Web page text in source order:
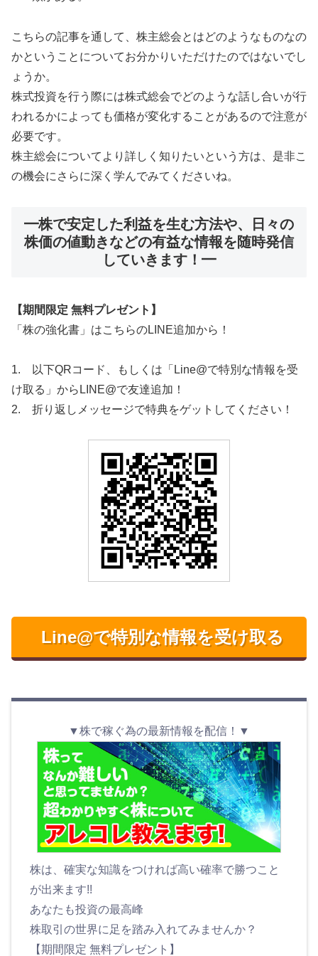
こちらの記事を通して、株主総会とはどのようなものなの
かということについてお分かりいただけたのではないでし
ょうか。
株式投資を行う際には株式総会でどのような話し合いが行
われるかによっても価格が変化することがあるので注意が
必要です。
株主総会についてより詳しく知りたいという方は、是非こ
の機会にさらに深く学んでみてくださいね。
━株で安定した利益を生む方法や、日々の
株価の値動きなどの有益な情報を随時発信
していきます！━
【期間限定 無料プレゼント】
「株の強化書」はこちらのLINE追加から！
1. 以下QRコード、もしくは「Line@で特別な情報を受
け取る」からLINE@で友達追加！
2. 折り返しメッセージで特典をゲットしてください！
▼株で稼ぐ為の最新情報を配信！▼
株は、確実な知識をつければ高い確率で勝つこと
が出来ます!!
あなたも投資の最高峰
株取引の世界に足を踏み入れてみませんか？
【期間限定 無料プレゼント】